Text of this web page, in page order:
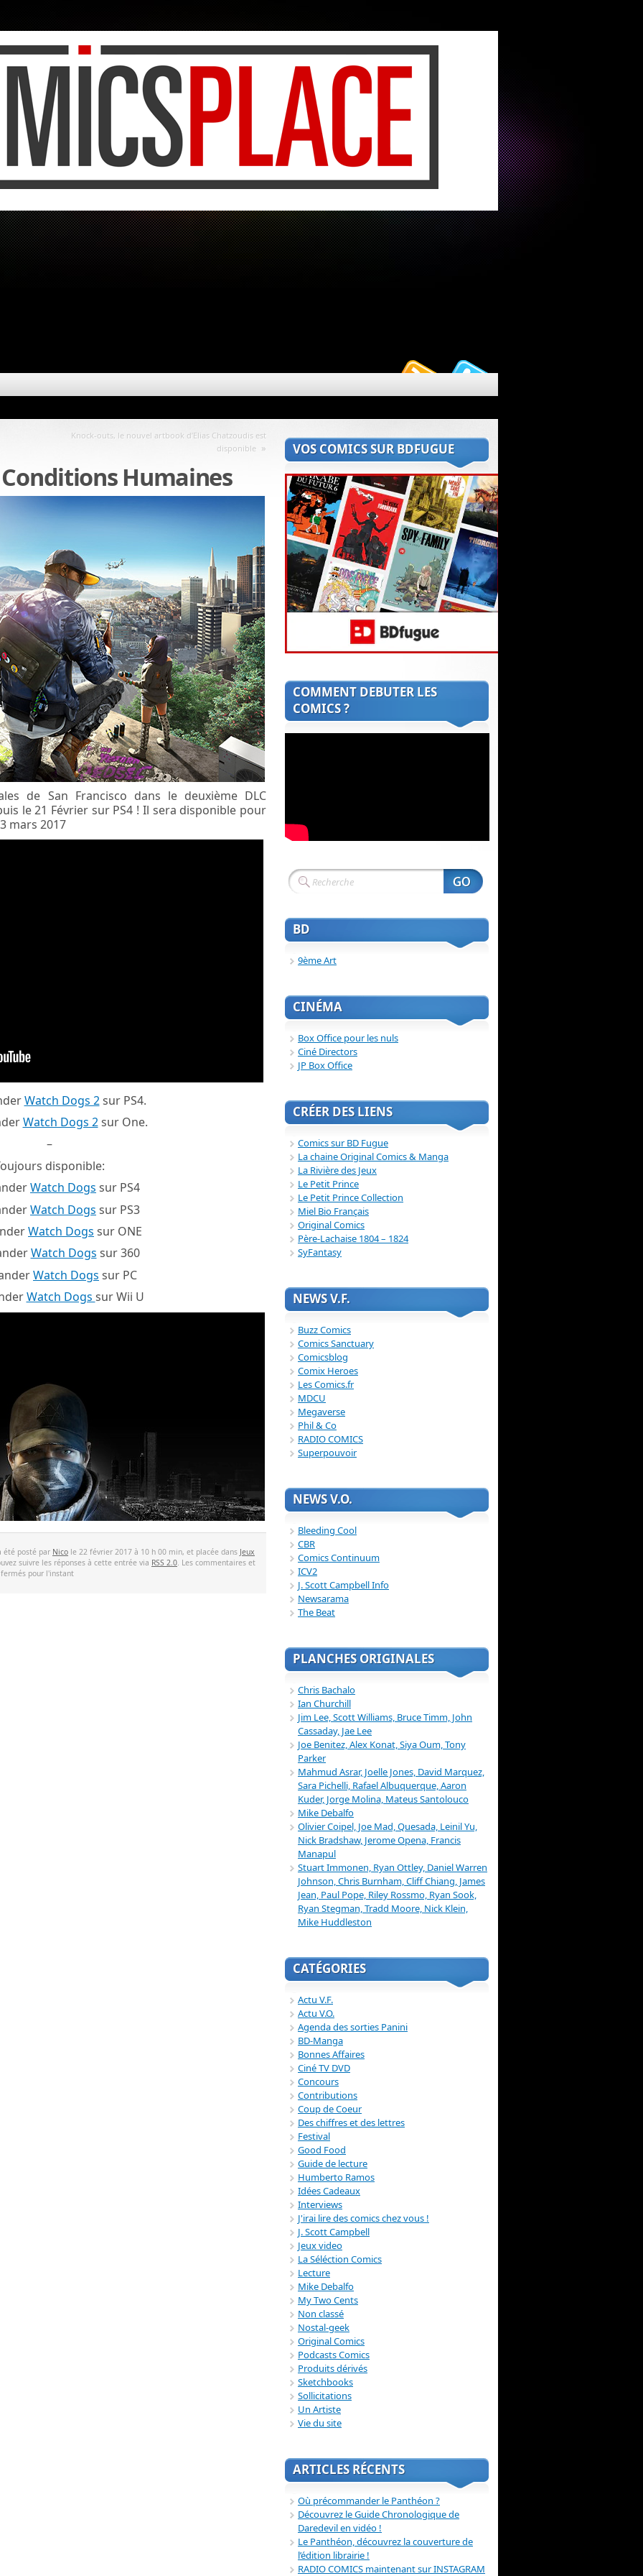
Knock-outs, le nouvel artbook d’Elias Chatzoudis est
disponible »
Conditions Humaines
de San Francisco dans le deuxième DLC
le 21 Février sur PS4 ! Il sera disponible pour
mars 2017
Watch Dogs 2 sur PS4.
Watch Dogs 2 sur One.
–
disponible:
Watch Dogs sur PS4
Watch Dogs sur PS3
Watch Dogs sur ONE
Watch Dogs sur 360
Watch Dogs sur PC
Watch Dogs sur Wii U
été posté par Nico le 22 février 2017 à 10 h 00 min, et placée dans Jeux
suivre les réponses à cette entrée via RSS 2.0. Les commentaires et
pour l'instant
VOS COMICS SUR BDFUGUE
COMMENT DEBUTER LES
COMICS ?
BD
9ème Art
CINÉMA
Box Office pour les nuls
Ciné Directors
JP Box Office
CRÉER DES LIENS
Comics sur BD Fugue
La chaine Original Comics & Manga
La Rivière des Jeux
Le Petit Prince
Le Petit Prince Collection
Miel Bio Français
Original Comics
Père-Lachaise 1804 – 1824
SyFantasy
NEWS V.F.
Buzz Comics
Comics Sanctuary
Comicsblog
Comix Heroes
Les Comics.fr
MDCU
Megaverse
Phil & Co
RADIO COMICS
Superpouvoir
NEWS V.O.
Bleeding Cool
CBR
Comics Continuum
ICV2
J. Scott Campbell Info
Newsarama
The Beat
PLANCHES ORIGINALES
Chris Bachalo
Ian Churchill
Jim Lee, Scott Williams, Bruce Timm, John
Cassaday, Jae Lee
Joe Benitez, Alex Konat, Siya Oum, Tony
Parker
Mahmud Asrar, Joelle Jones, David Marquez,
Sara Pichelli, Rafael Albuquerque, Aaron
Kuder, Jorge Molina, Mateus Santolouco
Mike Debalfo
Olivier Coipel, Joe Mad, Quesada, Leinil Yu,
Nick Bradshaw, Jerome Opena, Francis
Manapul
Stuart Immonen, Ryan Ottley, Daniel Warren
Johnson, Chris Burnham, Cliff Chiang, James
Jean, Paul Pope, Riley Rossmo, Ryan Sook,
Ryan Stegman, Tradd Moore, Nick Klein,
Mike Huddleston
CATÉGORIES
Actu V.F.
Actu V.O.
Agenda des sorties Panini
BD-Manga
Bonnes Affaires
Ciné TV DVD
Concours
Contributions
Coup de Coeur
Des chiffres et des lettres
Festival
Good Food
Guide de lecture
Humberto Ramos
Idées Cadeaux
Interviews
J'irai lire des comics chez vous !
J. Scott Campbell
Jeux video
La Séléction Comics
Lecture
Mike Debalfo
My Two Cents
Non classé
Nostal-geek
Original Comics
Podcasts Comics
Produits dérivés
Sketchbooks
Sollicitations
Un Artiste
Vie du site
ARTICLES RÉCENTS
Où précommander le Panthéon ?
Découvrez le Guide Chronologique de
Daredevil en vidéo !
Le Panthéon, découvrez la couverture de
l’édition librairie !
RADIO COMICS maintenant sur INSTAGRAM